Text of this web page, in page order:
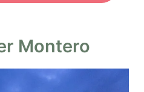
Montero